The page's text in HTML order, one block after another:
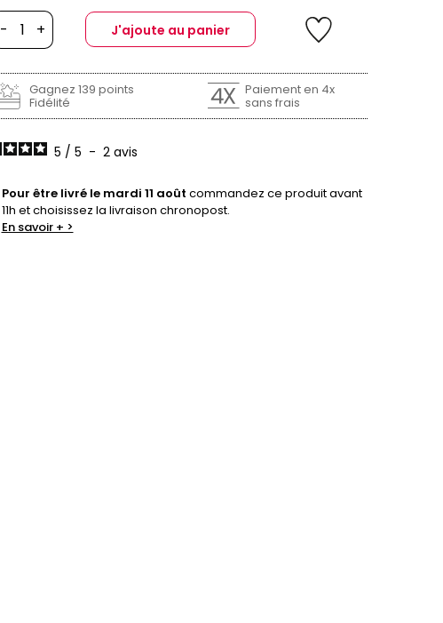
- + J'ajoute au panier
Gagnez 139 points
Fidélité
Paiement en 4x
sans frais
5 / 5 - 2 avis
Pour être livré le mardi 11 août commandez ce produit avant
11h et choisissez la livraison chronopost.
En savoir + >